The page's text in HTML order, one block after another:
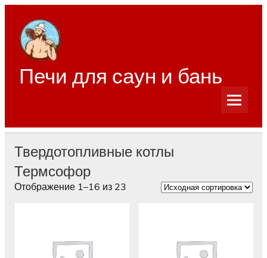
Перейти
содержимому
Печи для саун и бань
Твердотопливные котлы
Термсофор
Отображение 1–16 из 23